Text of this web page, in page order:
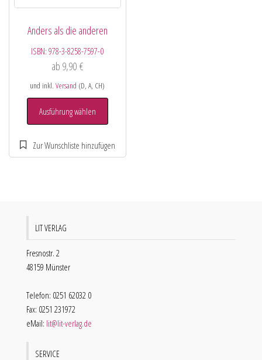
Anders als die anderen
ISBN:978-3-8258-7597-0
ab 9,90 €
und inkl.Versand (D, A, CH)
Ausführung wählen
LIT VERLAG
Fresnostr. 2
48159 Münster
Telefon: 0251 62032 0
Fax: 0251 231972
eMail: lit@lit-verlag.de
SERVICE